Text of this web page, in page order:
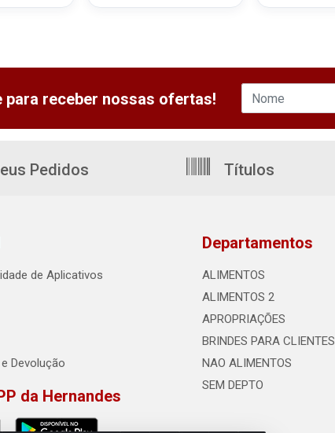
para receber nossas ofertas!
Pedidos Títulos
de Aplicativos
Devolução
da Hernandes
Departamentos
ALIMENTOS
ALIMENTOS 2
APROPRIAÇÕES
BRINDES PARA CLIENTES
NAO ALIMENTOS
SEM DEPTO